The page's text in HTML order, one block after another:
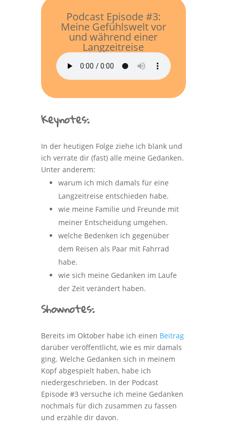
Podcast Episode #3:
Meine Gefühlswelt vor
und während einer
Langzeitreise
Keynotes:
In der heutigen Folge ziehe ich blank und
ich verrate dir (fast) alle meine Gedanken.
Unter anderem:
warum ich mich damals für eine
Langzeitreise entschieden habe.
wie meine Familie und Freunde mit
meiner Entscheidung umgehen.
welche Bedenken ich gegenüber
dem Reisen als Paar mit Fahrrad
habe.
wie sich meine Gedanken im Laufe
der Zeit verändert haben.
Shownotes:
Bereits im Oktober habe ich einen Beitrag
darüber veröffentlicht, wie es mir damals
ging. Welche Gedanken sich in meinem
Kopf abgespielt haben, habe ich
niedergeschrieben. In der Podcast
Episode #3 versuche ich meine Gedanken
nochmals für dich zusammen zu fassen
und erzähle dir davon.